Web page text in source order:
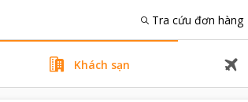
Tra cứu đơn hàng
Khách sạn